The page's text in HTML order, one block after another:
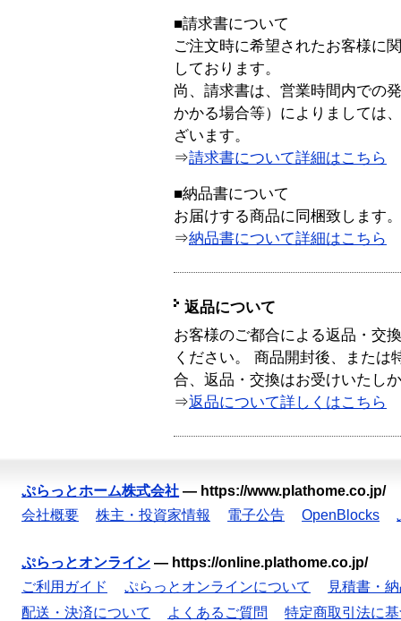
■請求書について
ご注文時に希望されたお客様に
しております。
尚、請求書は、営業時間内での
かかる場合等）によりましては
ざいます。
⇒請求書について詳細はこちら
■納品書について
お届けする商品に同梱致します。
⇒納品書について詳細はこちら
返品について
お客様のご都合による返品・交
ください。 商品開封後、または
合、返品・交換はお受けいたし
⇒返品について詳しくはこちら
ぷらっとホーム株式会社 — https://www.plathome.co.jp/
会社概要
株主・投資家情報 電子公告 OpenBlocks
ぷらっとオンライン — https://online.plathome.co.jp/
ご利用ガイド
ぷらっとオンラインについて
見積書・
配送・決済について
よくあるご質問
特定商取引法に